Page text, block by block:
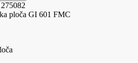
ploča GI 601 FMC